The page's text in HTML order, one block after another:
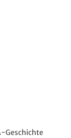
Geschichte